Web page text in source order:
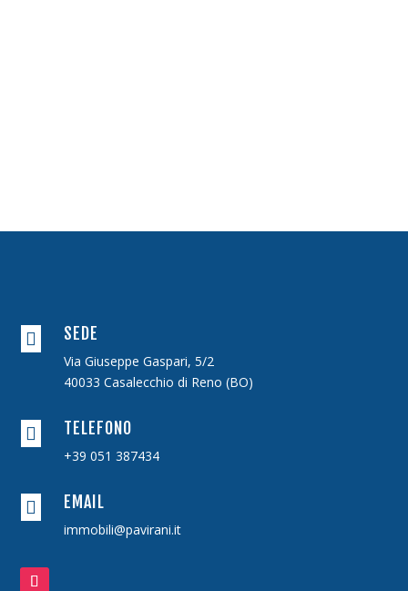
 SEDE
Via Giuseppe Gaspari, 5/2
40033 Casalecchio di Reno (BO)
 TELEFONO
+39 051 387434
 EMAIL
immobili@pavirani.it